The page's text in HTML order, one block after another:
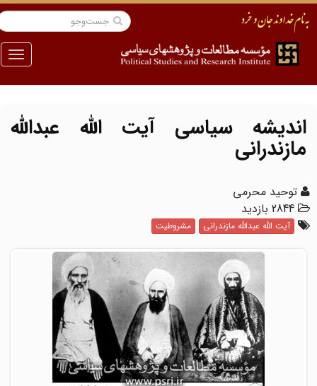
منو
اندیشه سیاسی آیت الله عبدالله
مازندرانی
توحید محرمی
2844 بازدید
آیت الله عبدالله مازندرانی مشروطیت